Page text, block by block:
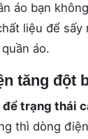
áo bạn
liệu để
áo.
tăng đột
để trạng thái
thì dòng